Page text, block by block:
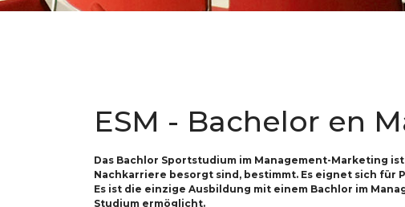
ESM - Bachelor en
Das Bachlor Sportstudium im Management-Marketing
Nachkarriere besorgt sind, bestimmt. Es eignet sich
Es ist die einzige Ausbildung mit einem Bachlor im
Studium ermöglicht.